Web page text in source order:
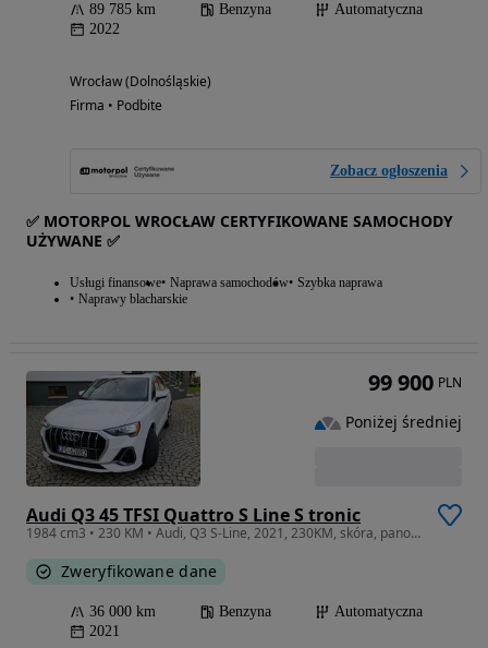
89 785 km Benzyna
Automatyczna
2022
Wrocław (Dolnośląskie)
Firma • Podbite
Zobacz ogłoszenia
✅ MOTORPOL WROCŁAW CERTYFIKOWANE SAMOCHODY
UŻYWANE ✅
Usługi finansowe Naprawa samochodów Szybka naprawa
Naprawy blacharskie
Audi Q3 45 TFSI Quattro S Line S tronic
1984 cm3 • 230 KM • Audi, Q3 S-Line, 2021, 230KM, skóra, panorama
Zweryfikowane dane
36 000 km Benzyna
Automatyczna
2021
99 900 PLN
Poniżej średniej